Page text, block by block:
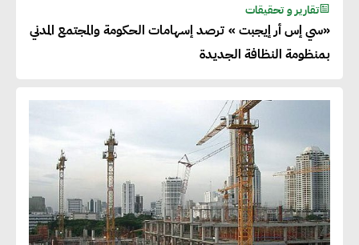
تقارير و تحقيقات
«سي إس أر إيجبت » ترصد إسهامات الحكومة والمجتمع المدني
بمنظومة النظافة الجديدة